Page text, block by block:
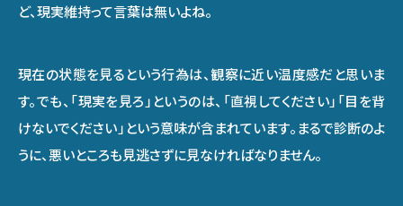
ど、現実維持って言葉は無いよね。
現在の状態を見るという行為は、観察に近い温度感だと思いま
す。でも、「現実を見ろ」というのは、「直視してください」「目を背
けないでください」という意味が含まれています。まるで診断のよ
うに、悪いところも見逃さずに見なければなりません。